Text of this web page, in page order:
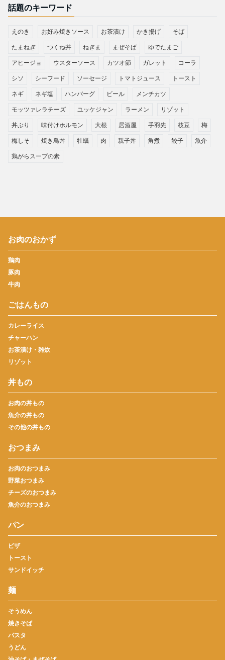
話題のキーワード
えのき お好み焼きソース お茶漬け かき揚げ そば
たまねぎ つくね丼 ねぎま まぜそば ゆでたまご
アヒージョ ウスターソース カツオ節 ガレット コーラ
シソ シーフード ソーセージ トマトジュース トースト
ネギ ネギ塩 ハンバーグ ビール メンチカツ
モッツァレラチーズ ユッケジャン ラーメン リゾット
丼ぶり 味付けホルモン 大根 居酒屋 手羽先 枝豆 梅
梅しそ 焼き鳥丼 牡蠣 肉 親子丼 角煮 餃子 魚介
鶏がらスープの素
お肉のおかず
鶏肉
豚肉
牛肉
ごはんもの
カレーライス
チャーハン
お茶漬け・雑炊
リゾット
丼もの
お肉の丼もの
魚介の丼もの
その他の丼もの
おつまみ
お肉のおつまみ
野菜おつまみ
チーズのおつまみ
魚介のおつまみ
パン
ピザ
トースト
サンドイッチ
麺
そうめん
焼きそば
パスタ
うどん